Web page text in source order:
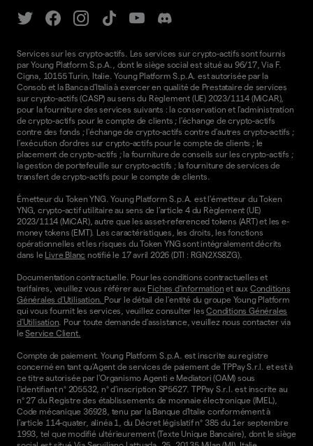
Services sur les crypto-actifs. Les services sur crypto-actifs sont fournis
par Young Platform S.p.A., dont le siège social est situé au 96/17, Via F.
Cigna, 10155 Turin, Italie. Young Platform S.p.A. est autorisée par la
Consob et la Banca d'Italia à exercer en qualité de Prestataire de services
sur crypto-actifs (CASP) au sens du Règlement (UE) 2023/1114 (MiCAR),
pour la fourniture des services suivants : la conservation et l'administration
de crypto-actifs pour le compte de clients ; l'échange de crypto-actifs
contre des fonds ; l'échange de crypto-actifs contre d'autres crypto-actifs ;
l'exécution d'ordres sur crypto-actifs pour le compte de clients ; le
placement de crypto-actifs ; la fourniture de conseils sur les crypto-actifs ;
la gestion de portefeuille sur crypto-actifs ; la fourniture de services de
transfert de crypto-actifs pour le compte de clients.
Émetteur du Token YNG. Young Platform S.p.A. est l'émetteur du Token
YNG, crypto-actif utilitaire au sens de l'article 4 du Règlement (UE)
2023/1114 (MiCAR), autre que les asset-referenced tokens (ART) et les e-
money tokens (EMT). Les caractéristiques, les droits, les fonctions
opérationnelles et les risques du Token YNG sont intégralement décrits
dans le Livre Blanc notifié le 17 avril 2026 (DTI : RGN2XS8ZG).
Documentation contractuelle. Pour les conditions contractuelles et
tarifaires, veuillez vous référer aux Fiches d'information et aux Conditions
Générales d'Utilisation. Pour le détail de l'entité du groupe Young Platform
qui vous fournit les services, veuillez consulter lesConditions Générales
d'Utilisation. Pour toute demande d'assistance, veuillez nous contacter via
leService Client.
Compte de paiement. Young Platform S.p.A. est inscrite au registre
concerné en tant qu'Agent de services de paiement de TPPay S.r.l. et est à
ce titre autorisée par l'Organismo Agenti e Mediatori (OAM) sous
l'identifiant n° 205532, n° d'inscription SP5627. TPPay S.r.l. est inscrite au
n° 27 du Registre des établissements de monnaie électronique (IMEL),
Code mécanique 36928, tenu par la Banque d'Italie conformément à
l'article 114-quater, alinéa 1, du Décret législatif n° 385 du 1er septembre
1993, tel que modifié ultérieurement (Texte Unique Bancaire), dont le siège